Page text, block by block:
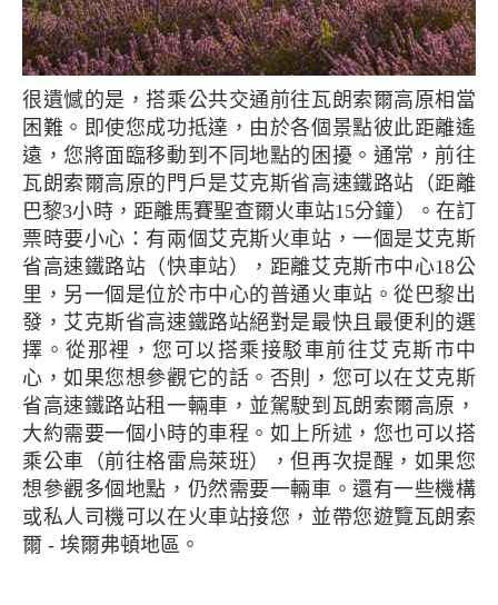
很遺憾的是，搭乘公共交通前往瓦朗索爾高原相當
困難。即使您成功抵達，由於各個景點彼此距離遙
遠，您將面臨移動到不同地點的困擾。通常，前往
瓦朗索爾高原的門戶是艾克斯省高速鐵路站（距離
巴黎3小時，距離馬賽聖查爾火車站15分鐘）。在訂
票時要小心：有兩個艾克斯火車站，一個是艾克斯
省高速鐵路站（快車站），距離艾克斯市中心18公
里，另一個是位於市中心的普通火車站。從巴黎出
發，艾克斯省高速鐵路站絕對是最快且最便利的選
擇。從那裡，您可以搭乘接駁車前往艾克斯市中
心，如果您想參觀它的話。否則，您可以在艾克斯
省高速鐵路站租一輛車，並駕駛到瓦朗索爾高原，
大約需要一個小時的車程。如上所述，您也可以搭
乘公車（前往格雷烏萊班），但再次提醒，如果您
想參觀多個地點，仍然需要一輛車。還有一些機構
或私人司機可以在火車站接您，並帶您遊覽瓦朗索
爾 - 埃爾弗頓地區。